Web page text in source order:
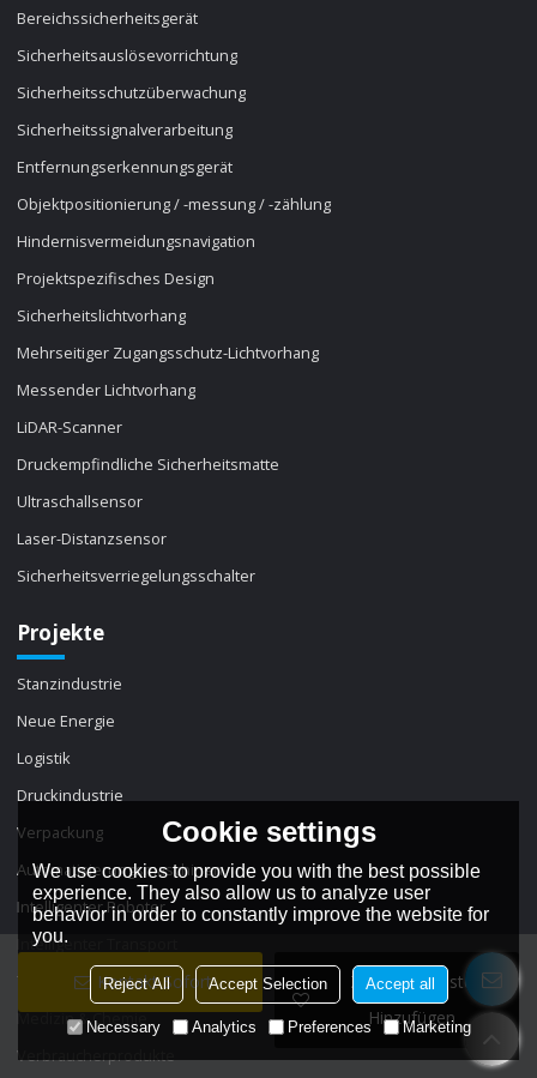
Kontakt Sofort
Zur Wunschliste
Hinzufügen
Bereichssicherheitsgerät
Sicherheitsauslösevorrichtung
Sicherheitsschutzüberwachung
Sicherheitssignalverarbeitung
Entfernungserkennungsgerät
Objektpositionierung / -messung / -zählung
Hindernisvermeidungsnavigation
Projektspezifisches Design
Sicherheitslichtvorhang
Mehrseitiger Zugangsschutz-Lichtvorhang
Messender Lichtvorhang
LiDAR-Scanner
Druckempfindliche Sicherheitsmatte
Ultraschallsensor
Laser-Distanzsensor
Sicherheitsverriegelungsschalter
Projekte
Stanzindustrie
Neue Energie
Logistik
Druckindustrie
Verpackung
Automatisierungsmaschinen
Intelligenter Roboter
Intelligenter Transport
Teilebearbeitung
Medizin & Chemie
Verbraucherprodukte
Cookie settings
We use cookies to provide you with the best possible
experience. They also allow us to analyze user
behavior in order to constantly improve the website for
you.
Reject All Accept Selection Accept all
Necessary Analytics Preferences Marketing